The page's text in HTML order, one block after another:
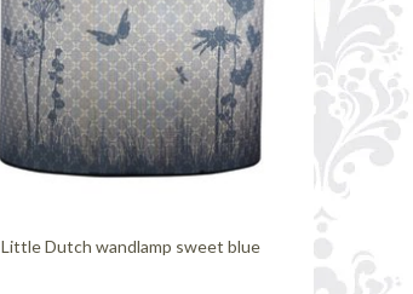
Little Dutch wandlamp sweet blue